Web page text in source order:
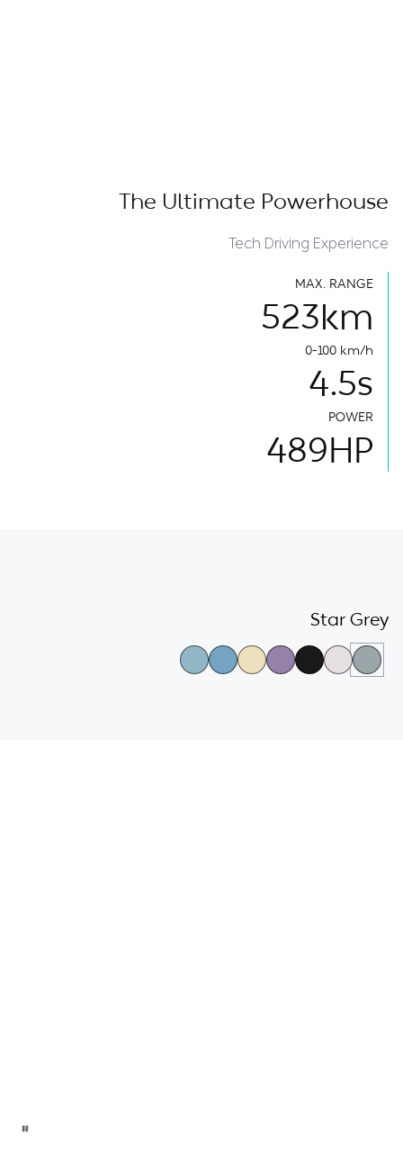
The Ultimate Powerhouse
Tech Driving Experience
POWER
489HP
0-100 km/h
4.5s
MAX. RANGE
523km
צבעי
הדגמים
Star Grey